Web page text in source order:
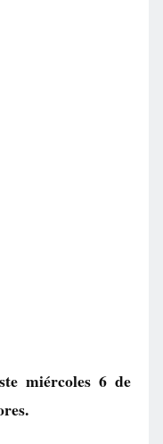
miércoles 6 de